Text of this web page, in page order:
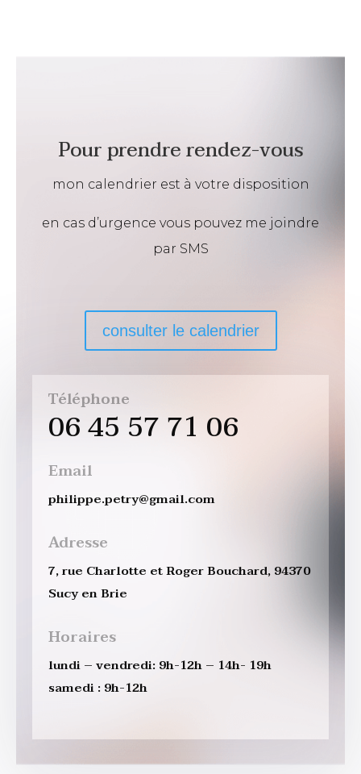
Pour prendre rendez-vous
mon calendrier est à votre disposition
en cas d’urgence vous pouvez me joindre
par SMS
consulter le calendrier
Téléphone
06 45 57 71 06
Email
philippe.petry@gmail.com
Adresse
7, rue Charlotte et Roger Bouchard, 94370
Sucy en Brie
Horaires
lundi – vendredi: 9h-12h – 14h- 19h
samedi : 9h-12h